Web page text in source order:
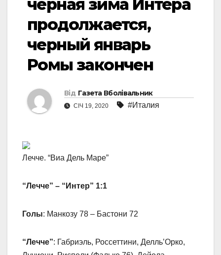
черная зима Интера
продолжается,
черный январь
Ромы закончен
Від Газета Вболівальник
СІЧ 19, 2020 #Италия
Лечче. “Виа Дель Маре”
“Лечче” – “Интер” 1:1
Голы: Манкозу 78 – Бастони 72
“Лечче”: Габриэль, Россеттини, Делль’Орко,